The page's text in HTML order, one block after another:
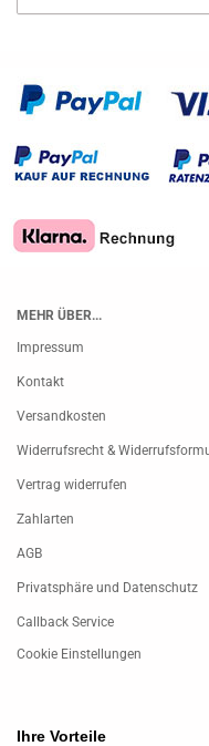
MEHR ÜBER...
Impressum
Kontakt
Versandkosten
Widerrufsrecht &
Vertrag widerrufen
Zahlarten
AGB
Privatsphäre und Datenschutz
Callback Service
Cookie Einstellungen
Ihre Vorteile